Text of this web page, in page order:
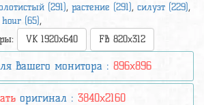
(291), растение (291), силуэт (229),
hour (65),
VK 1920x640 FB 820x312
вашего монитора : 896x896
оригинал : 3840x2160